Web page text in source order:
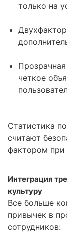
только на
четкое
Статистика
считают
фактором при
Интеграция
культуру
Все больше
привычек в
сотрудников: